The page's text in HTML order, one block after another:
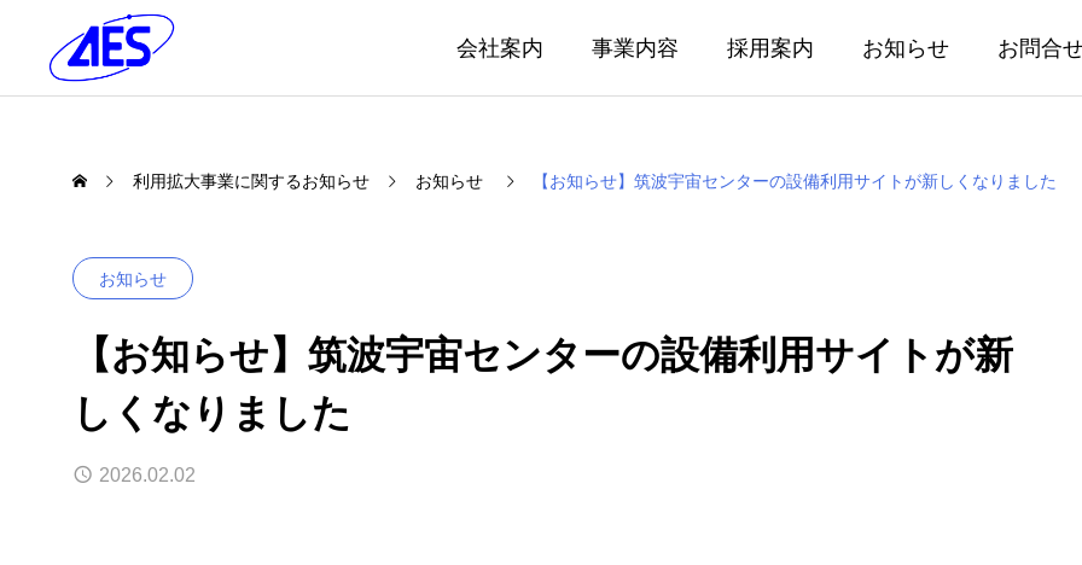
会社案内 事業内容 採用案内 お知らせ お問合
利用拡大事業に関するお知らせ お知らせ 【お知らせ】筑波宇宙センターの設備利用サイトが新しくなりました
お知らせ
【お知らせ】筑波宇宙センターの設備利用サイトが新
しくなりました
2026.02.02